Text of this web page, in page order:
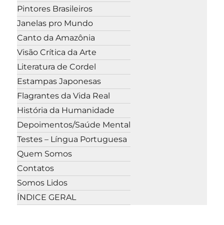
Pintores Brasileiros
Janelas pro Mundo
Canto da Amazônia
Visão Crítica da Arte
Literatura de Cordel
Estampas Japonesas
Flagrantes da Vida Real
História da Humanidade
Depoimentos/Saúde Mental
Testes – Língua Portuguesa
Quem Somos
Contatos
Somos Lidos
ÍNDICE GERAL